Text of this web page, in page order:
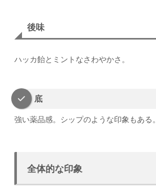
後味
ハッカ飴とミントなさわやかさ。
底
強い薬品感。シップのような印象もある。
全体的な印象